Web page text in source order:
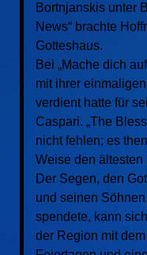
Bortnjanskis unter
News“ brachte
Gotteshaus.
Bei „Mache dich
mit ihrer
verdient hatte für
Caspari. „The
nicht fehlen; es
Weise den
Der Segen, den
und seinen
spendete, kann
der Region mit